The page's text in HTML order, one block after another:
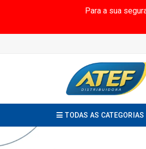
Para a sua
TODAS AS CATEGORIAS